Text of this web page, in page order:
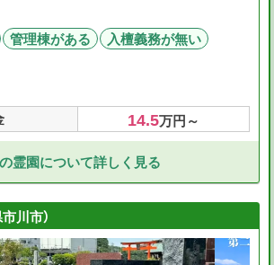
管理棟がある
入檀義務が無い
14.5万円～
霊園について詳しく見る
川市）